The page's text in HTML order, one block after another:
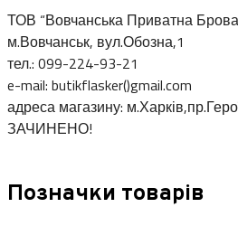
ТОВ “Вовчанська Приватна
м.Вовчанськ, вул.Обозна,1
тел.: 099-224-93-21
e-mail: butikflasker()gmail.com
адреса магазину:
ЗАЧИНЕНО!
Позначки товарів